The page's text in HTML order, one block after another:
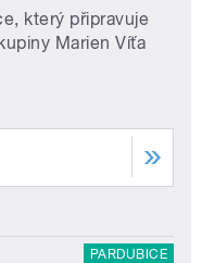
který připravuje
Marien Víťa
PARDUBICE